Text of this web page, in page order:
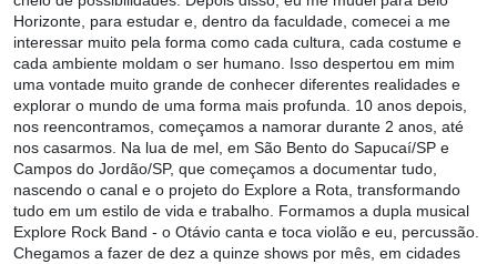
Horizonte, para estudar e, dentro da faculdade, comecei a me
interessar muito pela forma como cada cultura, cada costume e
cada ambiente moldam o ser humano. Isso despertou em mim
uma vontade muito grande de conhecer diferentes realidades e
explorar o mundo de uma forma mais profunda. 10 anos depois,
nos reencontramos, começamos a namorar durante 2 anos, até
nos casarmos. Na lua de mel, em São Bento do Sapucaí/SP e
Campos do Jordão/SP, que começamos a documentar tudo,
nascendo o canal e o projeto do Explore a Rota, transformando
tudo em um estilo de vida e trabalho. Formamos a dupla musical
Explore Rock Band - o Otávio canta e toca violão e eu, percussão.
Chegamos a fazer de dez a quinze shows por mês, em cidades